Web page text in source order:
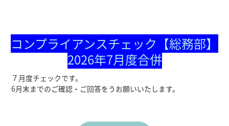
コンプライアンスチェック【総務部】
2026年7月度合併
７月度チェックです。
6月末までのご確認・ご回答をうお願いいたします。